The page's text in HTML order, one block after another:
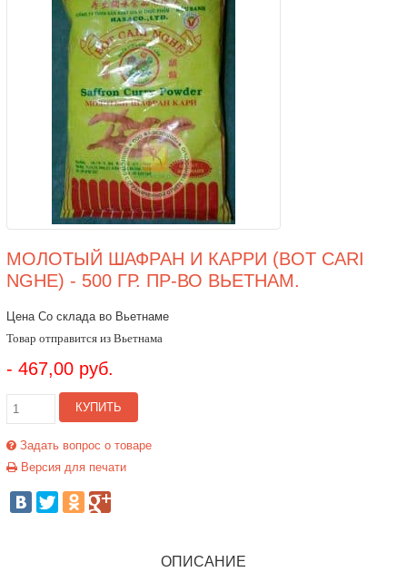
МОЛОТЫЙ ШАФРАН И КАРРИ (BOT CARI
NGHE) - 500 ГР. ПР-ВО ВЬЕТНАМ.
Цена Со склада во Вьетнаме
Товар отправится из Вьетнама
- 467,00 руб.
КУПИТЬ
Задать вопрос о товаре
Версия для печати
ОПИСАНИЕ